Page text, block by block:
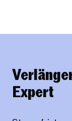
Expert